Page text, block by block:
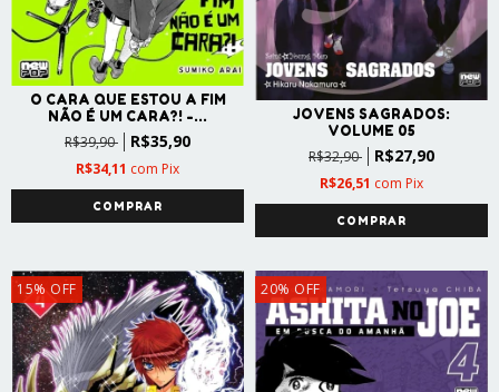
O CARA QUE ESTOU A FIM
NÃO É UM CARA?! -...
R$39,90 R$35,90
R$34,11 com Pix
JOVENS SAGRADOS:
VOLUME 05
R$32,90 R$27,90
R$26,51 com Pix
15% OFF 20% OFF